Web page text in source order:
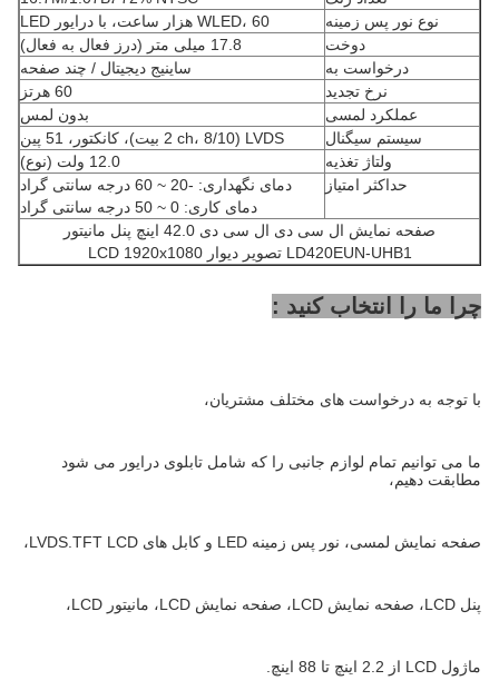
نوع نور پس زمینه
WLED، 60 هزار ساعت، با درایور LED
دوخت
17.8 میلی متر (درز فعال به فعال)
درخواست به
ساینیج دیجیتال / چند صفحه
نرخ تجدید
60 هرتز
عملکرد لمسی
بدون لمس
سیستم سیگنال
LVDS (2 ch، 8/10 بیت)، کانکتور، 51 پین
ولتاژ تغذیه
12.0 ولت (نوع)
حداکثر امتیاز
دمای نگهداری: -20 ~ 60 درجه سانتی گراد
دمای کاری: 0 ~ 50 درجه سانتی گراد
صفحه نمایش ال سی دی ال سی دی 42.0 اینچ پنل مانیتور
LD420EUN-UHB1 تصویر دیوار LCD 1920x1080
چرا ما را انتخاب کنید :
با توجه به درخواست های مختلف مشتریان،
ما می توانیم تمام لوازم جانبی را که شامل تابلوی درایور می شود
مطابقت دهیم،
صفحه نمایش لمسی، نور پس زمینه LED و کابل های LVDS.TFT LCD،
پنل LCD، صفحه نمایش LCD، صفحه نمایش LCD، مانیتور LCD،
ماژول LCD از 2.2 اینچ تا 88 اینچ.